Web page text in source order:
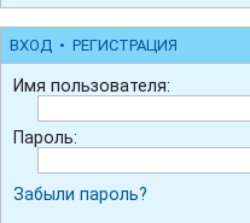
ВХОД • РЕГИСТРАЦИЯ
Имя пользователя:
Пароль:
Забыли пароль?